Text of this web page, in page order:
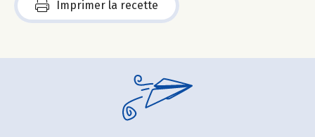
Imprimer la recette